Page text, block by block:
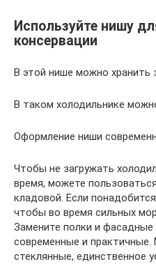
Используйте нишу
консервации
В этой нише можно хранить
В таком холодильнике
Оформление ниши
Чтобы не загружать
время, можете
кладовой. Если
чтобы во время сильных
Замените полки и
современные и
стеклянные, единственное